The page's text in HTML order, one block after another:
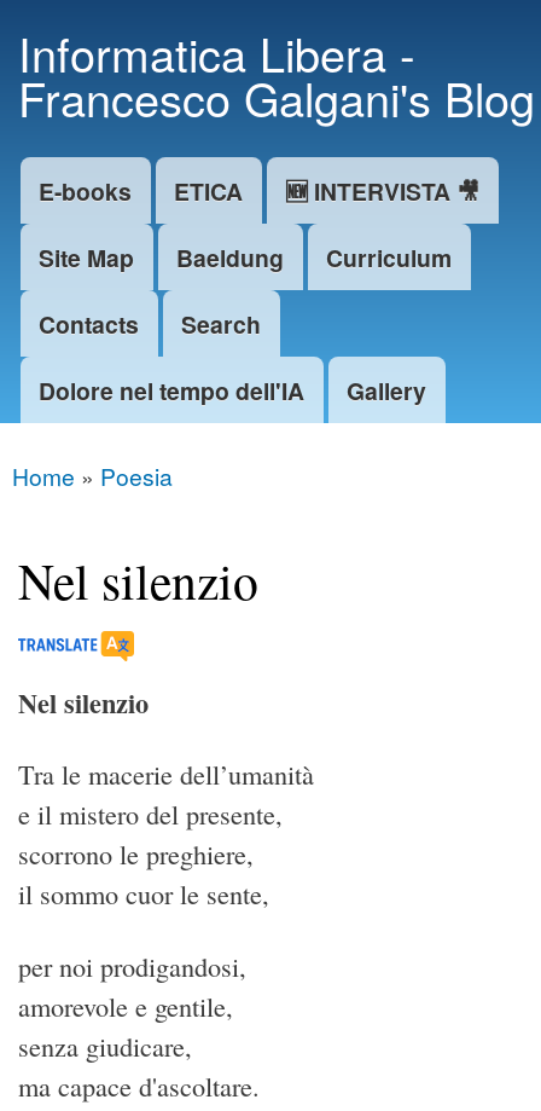
main
content
Informatica Libera -
Francesco Galgani's Blog
Main menu
E-books ETICA
🆕 INTERVISTA 🎥
Site Map
Baeldung
Curriculum
Contacts
Search
Dolore nel tempo dell'IA
Gallery
You are here
Home » Poesia
Nel silenzio
Nel silenzio
Tra le macerie dell’umanità
e il mistero del presente,
scorrono le preghiere,
il sommo cuor le sente,
per noi prodigandosi,
amorevole e gentile,
senza giudicare,
ma capace d'ascoltare.